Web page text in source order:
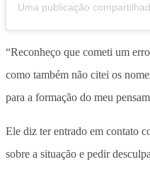
“Reconheço que cometi um
como também não citei os
para a formação do meu
Ele diz ter entrado em contato
sobre a situação e pedir